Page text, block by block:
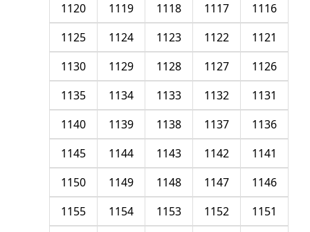
1116
1117
1118
1119
1120
1121
1122
1123
1124
1125
1126
1127
1128
1129
1130
1131
1132
1133
1134
1135
1136
1137
1138
1139
1140
1141
1142
1143
1144
1145
1146
1147
1148
1149
1150
1151
1152
1153
1154
1155